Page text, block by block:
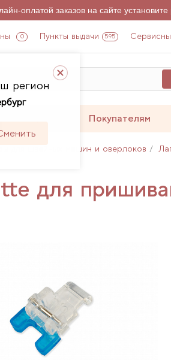
оплатой заказов на сайте
0 Пункты выдачи 595
регион
Покупателям
для швейных машин и оверлоков
для